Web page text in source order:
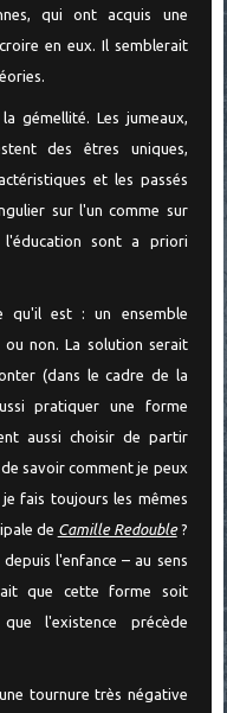
qui ont acquis une
en eux. Il semblerait
gémellité. Les jumeaux,
des êtres uniques,
et les passés
sur l'un comme sur
sont a priori
qu'il est : un ensemble
ou non. La solution serait
(dans le cadre de la
pratiquer une forme
aussi choisir de partir
savoir comment je peux
fais toujours les mêmes
de Camille Redouble?
depuis l'enfance – au sens
que cette forme soit
l'existence précède
tournure très négative